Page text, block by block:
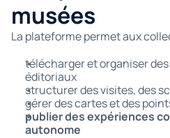
musées
La plateforme permet aux
télécharger et organiser
éditoriaux
structurer des visites, des
gérer des cartes et des
publier des expériences
autonome